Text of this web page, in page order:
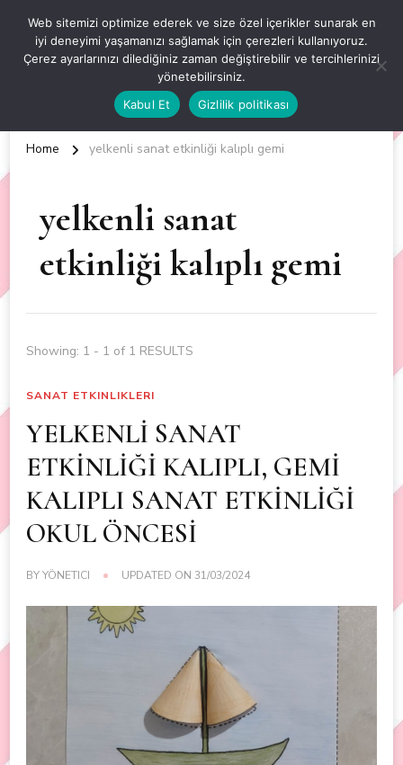
OKUL ÖNCESİ ETKİNLİKLER
EN YENİ VE ÖZGÜN OKUL ÖNCESİ ETKİNLİKLERİ
Home yelkenli sanat etkinliği kalıplı gemi
yelkenli sanat
etkinliği kalıplı gemi
Showing: 1 - 1 of 1 RESULTS
SANAT ETKINLIKLERI
YELKENLİ SANAT
ETKİNLİĞİ KALIPLI, GEMİ
KALIPLI SANAT ETKİNLİĞİ
OKUL ÖNCESİ
BYYÖNETICI UPDATED ON 31/03/2024
Web sitemizi optimize ederek ve size özel içerikler sunarak en
iyi deneyimi yaşamanızı sağlamak için çerezleri kullanıyoruz.
Çerez ayarlarınızı dilediğiniz zaman değiştirebilir ve tercihlerinizi
yönetebilirsiniz.
Kabul Et
Gizlilik politikası